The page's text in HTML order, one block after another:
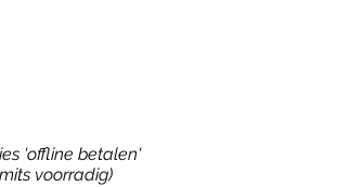
'offline betalen'
voorradig)